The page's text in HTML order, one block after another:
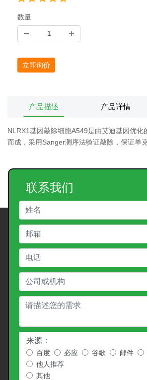
数量
立即询价
产品描述 产品详情
NLRX1基因敲除细胞A549是由艾迪基因优化
而成，采用Sanger测序法验证敲除，保证单
联系我们
来源：
百度 必应 谷歌 邮件
他人推荐
其他